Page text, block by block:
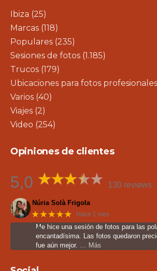
Ibiza (25)
Marcas (118)
Populares (235)
Sesiones de fotos (1.185)
Trucos (179)
Ubicaciones para fotos profesionales
Varios (40)
Viajes (2)
Video (254)
Opiniones de clientes
5,0 130 reviews
Núria Solà Frigola
★★★★★ Hace 1 mes
Me hice una sesión de fotos para las
encantadísima. Las fotos quedaron
fue aún mejor.
… Más